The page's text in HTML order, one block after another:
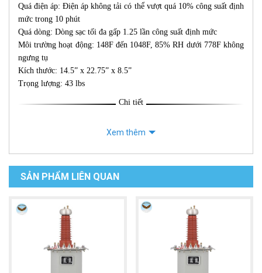
Quá điện áp: Điện áp không tải có thể vượt quá 10% công suất định
mức trong 10 phút
Quá dòng: Dòng sạc tối đa gấp 1.25 lần công suất định mức
Môi trường hoạt động: 148F đến 1048F, 85% RH dưới 778F không
ngưng tụ
Kích thước: 14.5” x 22.75” x 8.5”
Trọng lượng: 43 lbs
Chi tiết
Xem thêm
SẢN PHẨM LIÊN QUAN